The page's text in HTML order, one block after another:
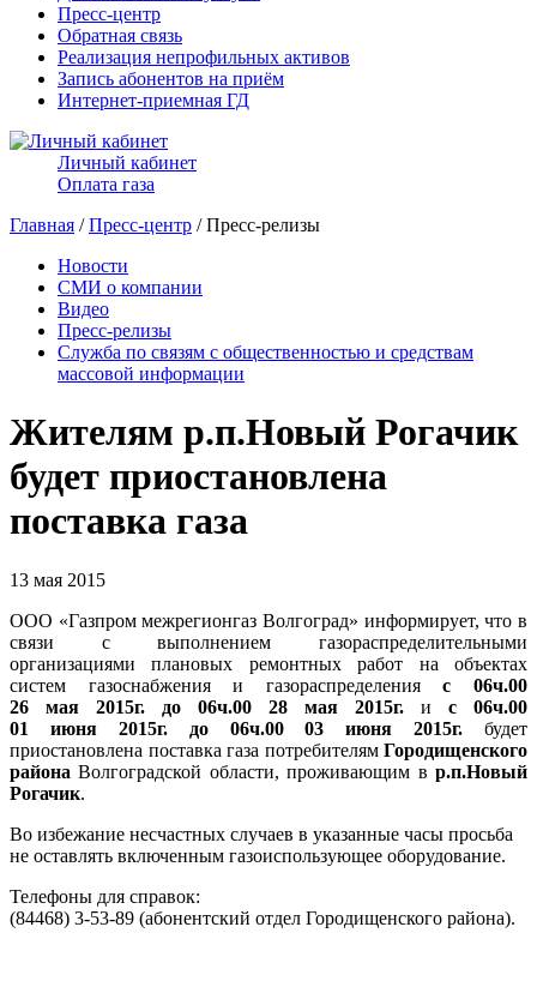
Пресс-центр
Обратная связь
Реализация непрофильных активов
Запись абонентов на приём
Интернет-приемная ГД
Личный кабинет
Оплата газа
Главная /Пресс-центр / Пресс-релизы
Новости
СМИ о компании
Видео
Пресс-релизы
Служба по связям с общественностью и средствам
массовой информации
Жителям р.п.Новый Рогачик
будет приостановлена
поставка газа
13 мая 2015
ООО «Газпром межрегионгаз Волгоград» информирует, что в
связи с выполнением газораспределительными
организациями плановых ремонтных работ на объектах
систем газоснабженияи газораспределения
с 06ч.00
26 мая 2015г. до 06ч.00 28 мая 2015г. и с 06ч.00
01 июня 2015г. до 06ч.00 03 июня 2015г. будет
приостановлена поставка газа потребителям Городищенского
районаВолгоградской области, проживающим вр.п.Новый
Рогачик.
Во избежание несчастных случаев в указанные часы просьба
не оставлять включенным газоиспользующее оборудование.
Телефоны для справок:
(84468) 3-53-89 (абонентский отдел Городищенского района).